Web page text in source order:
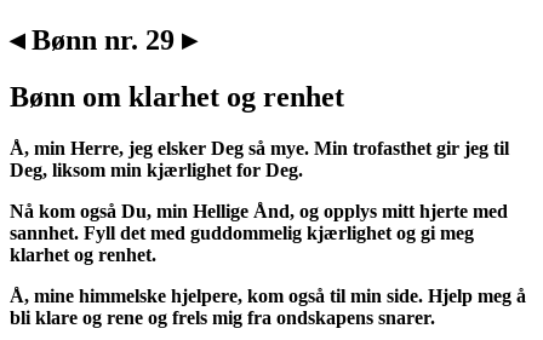
◂ Bønn nr. 29 ▸
Bønn om klarhet og renhet
Å, min Herre, jeg elsker Deg så mye. Min trofasthet gir jeg til
Deg, liksom min kjærlighet for Deg.
Nå kom også Du, min Hellige Ånd, og opplys mitt hjerte med
sannhet. Fyll det med guddommelig kjærlighet og gi meg
klarhet og renhet.
Å, mine himmelske hjelpere, kom også til min side. Hjelp meg å
bli klare og rene og frels mig fra ondskapens snarer.